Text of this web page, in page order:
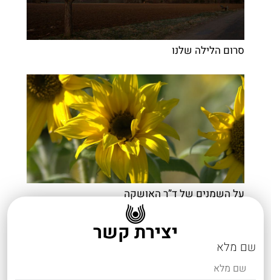
סרום הלילה שלנו​
על השמנים של ד”ר האושקה
יצירת קשר
שם מלא